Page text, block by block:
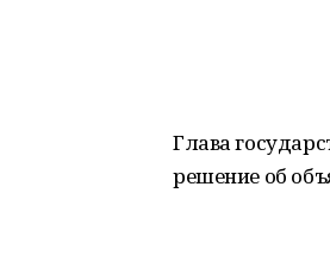
Глава
решение об